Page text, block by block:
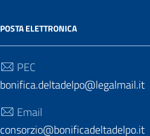
POSTA ELETTRONICA
PEC
bonifica.deltadelpo@legalmail.it
Email
consorzio@bonificadeltadelpo.it